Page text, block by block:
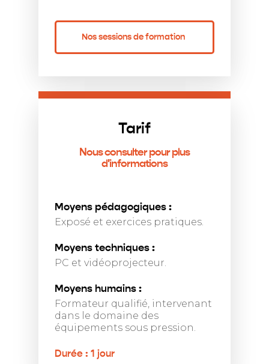
Nos sessions de formation
Tarif
Nous consulter pour plus
d'informations
Moyens pédagogiques :
Exposé et exercices pratiques.
Moyens techniques :
PC et vidéoprojecteur.
Moyens humains :
Formateur qualifié, intervenant
dans le domaine des
équipements sous pression.
Durée : 1 jour